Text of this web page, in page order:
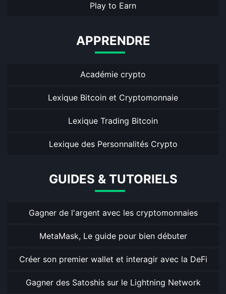
Play to Earn
APPRENDRE
Académie crypto
Lexique Bitcoin et Cryptomonnaie
Lexique Trading Bitcoin
Lexique des Personnalités Crypto
GUIDES & TUTORIELS
Gagner de l'argent avec les cryptomonnaies
MetaMask, Le guide pour bien débuter
Créer son premier wallet et interagir avec la DeFi
Gagner des Satoshis sur le Lightning Network